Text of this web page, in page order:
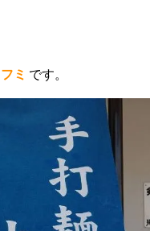
フミ です。